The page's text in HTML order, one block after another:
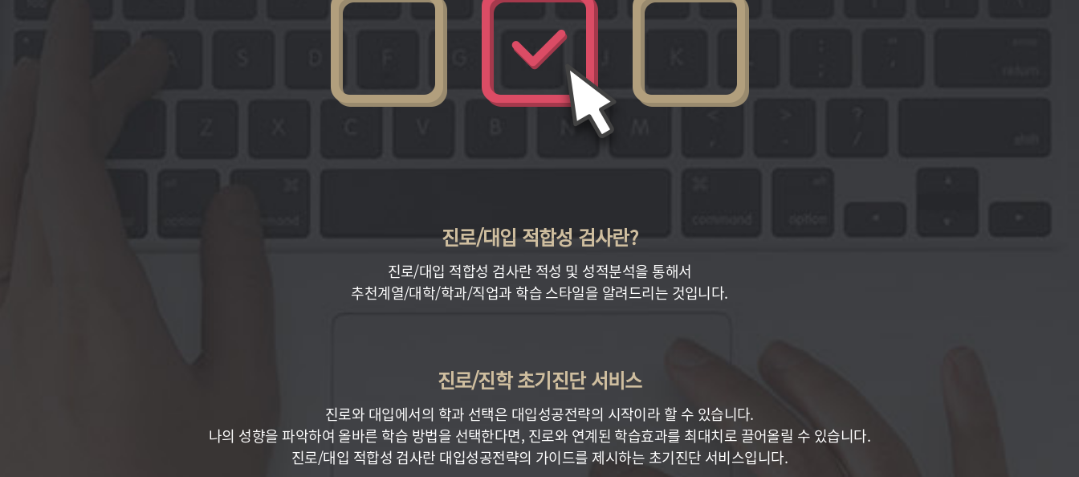
진로/대입 적합성 검사란?
진로/대입 적합성 검사란 적성 및 성적분석을 통해서
추천계열/대학/학과/직업과 학습 스타일을 알려드리는 것입니다.
진로/진학 초기진단 서비스
진로와 대입에서의 학과 선택은 대입성공전략의 시작이라 할 수 있습니다.
나의 성향을 파악하여 올바른 학습 방법을 선택한다면, 진로와 연계된 학습효과를 최대치로 끌어올릴 수 있습니다.
진로/대입 적합성 검사란 대입성공전략의 가이드를 제시하는 초기진단 서비스입니다.